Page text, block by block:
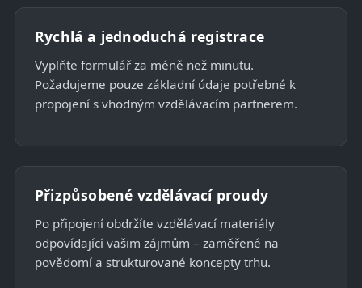
Rychlá a jednoduchá registrace
Vyplňte formulář za méně než minutu.
Požadujeme pouze základní údaje potřebné k
propojení s vhodným vzdělávacím partnerem.
Přizpůsobené vzdělávací proudy
Po připojení obdržíte vzdělávací materiály
odpovídající vašim zájmům – zaměřené na
povědomí a strukturované koncepty trhu.